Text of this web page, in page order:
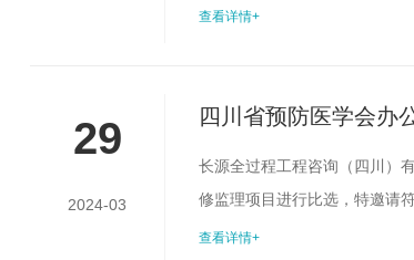
医学会办公室装修设计施工一
查看详情+
29
2024-03
四川省预防医学会办
长源全过程工程咨询（四川）
修监理项目进行比选，特邀请
会办公室装修监理项目建设地
查看详情+